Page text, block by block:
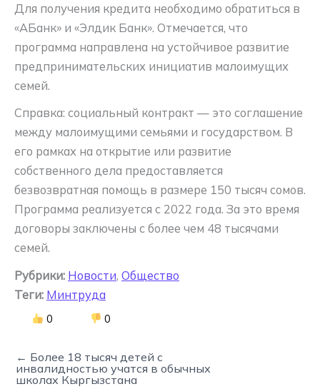
Для получения кредита необходимо обратиться в
«АБанк» и «Элдик Банк». Отмечается, что
программа направлена на устойчивое развитие
предпринимательских инициатив малоимущих
семей.
Справка: социальный контракт — это соглашение
между малоимущими семьями и государством. В
его рамках на открытие или развитие
собственного дела предоставляется
безвозвратная помощь в размере 150 тысяч сомов.
Программа реализуется с 2022 года. За это время
договоры заключены с более чем 48 тысячами
семей.
Рубрики: Новости, Общество
Теги: Минтруда
0 0
← Более 18 тысяч детей с
инвалидностью учатся в обычных
школах Кыргызстана